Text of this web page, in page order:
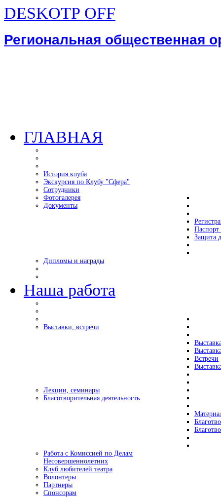
DESKOTP OFF
Региональная общественная
ГЛАВНАЯ
История клуба
Экскурсия по Клубу "Сфера"
Сотрудники
Фотогалерея
Документы
Паспорт
Защита
Дипломы и награды
Наша работа
Выставки, встречи
Встречи
Лекции, семинары
Благотворительная деятельность
Работа с Комиссией по Делам
Несовершеннолетних
Клуб любителей театра
Волонтеры
Партнеры
Спонсорам